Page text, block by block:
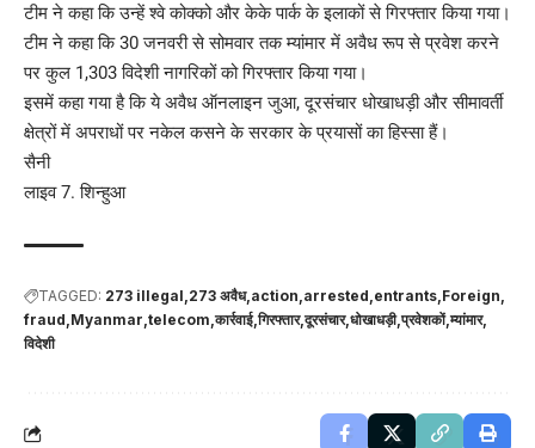
टीम ने कहा कि उन्हें श्वे कोक्को और केके पार्क के इलाकों से गिरफ्तार किया गया।
टीम ने कहा कि 30 जनवरी से सोमवार तक म्यांमार में अवैध रूप से प्रवेश करने
पर कुल 1,303 विदेशी नागरिकों को गिरफ्तार किया गया।
इसमें कहा गया है कि ये अवैध ऑनलाइन जुआ, दूरसंचार धोखाधड़ी और सीमावर्ती
क्षेत्रों में अपराधों पर नकेल कसने के सरकार के प्रयासों का हिस्सा हैं।
सैनी
लाइव 7. शिन्हुआ
TAGGED: 273 illegal 273 अवैध action arrested entrants Foreign
fraud Myanmar telecom कार्रवाई गिरफ्तार दूरसंचार धोखाधड़ी प्रवेशकों म्यांमार
विदेशी